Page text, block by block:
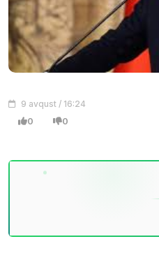
9 avqust / 16:24
0 0